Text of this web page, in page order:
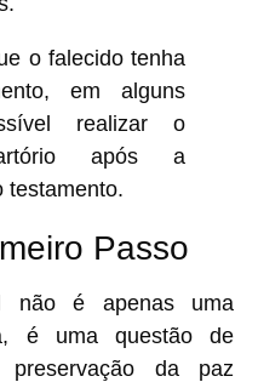
o falecido tenha
em alguns
realizar o
após a
testamento.
Passo
não é apenas uma
é uma questão de
preservação da paz